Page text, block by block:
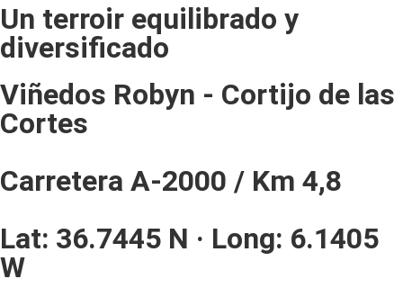
Un terroir equilibrado y
diversificado
Viñedos Robyn - Cortijo de las
Cortes
Carretera A-2000 / Km 4,8
Lat: 36.7445 N · Long: 6.1405
W